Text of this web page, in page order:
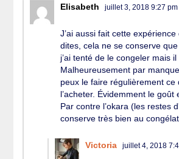
Elisabeth juillet 3, 2018 9:27 pm
J’ai aussi fait cette
dites, cela ne se conserve
j’ai tenté de le congeler mais il
Malheureusement par
peux le faire régulièrement ce
l’acheter. Évidemment le goût
Par contre l’okara (les restes
conserve très bien au
Victoria juillet 4, 2018